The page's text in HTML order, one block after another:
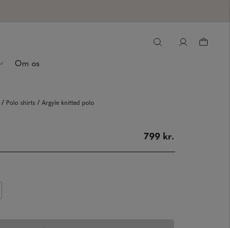
Om os
/ Polo shirts / Argyle knitted polo
799 kr.